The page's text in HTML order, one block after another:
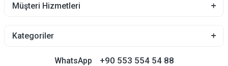
Müşteri Hizmetleri
Kategoriler
WhatsApp +90 553 554 54 88